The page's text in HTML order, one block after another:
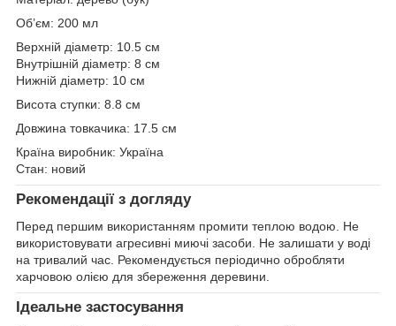
Об’єм: 200 мл
Верхній діаметр: 10.5 см
Внутрішній діаметр: 8 см
Нижній діаметр: 10 см
Висота ступки: 8.8 см
Довжина товкачика: 17.5 см
Країна виробник: Україна
Стан: новий
Рекомендації з догляду
Перед першим використанням промити теплою водою. Не
використовувати агресивні миючі засоби. Не залишати у воді
на тривалий час. Рекомендується періодично обробляти
харчовою олією для збереження деревини.
Ідеальне застосування